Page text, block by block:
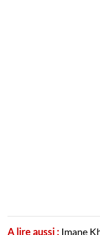
A lire aussi : Imane